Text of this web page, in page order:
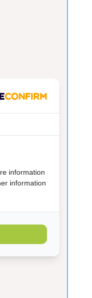
information
information